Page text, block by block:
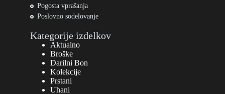
Pogosta vprašanja
Poslovno sodelovanje
Kategorije izdelkov
Aktualno
Broške
Darilni Bon
Kolekcije
Prstani
Uhani